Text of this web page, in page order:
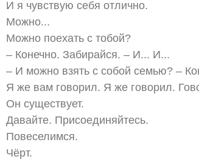
И я чувствую себя отлично.
Можно...
Можно поехать с тобой?
– Конечно. Забирайся. – И... И...
– И можно взять с собой семью? –
Я же вам говорил. Я же говорил.
Он существует.
Давайте. Присоединяйтесь.
Повеселимся.
Чёрт.